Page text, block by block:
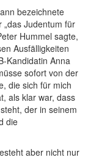
bezeichnete
„das Judentum für
Hummel sagte,
Ausfälligkeiten
Kandidatin Anna
sofort von der
die sich für mich
als klar war, dass
der in seinem
die
aber nicht nur